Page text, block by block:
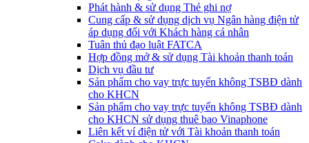
Phát hành & sử dụng Thẻ ghi nợ
Cung cấp & sử dụng dịch vụ Ngân hàng điện tử
áp dụng đối với Khách hàng cá nhân
Tuân thủ đạo luật FATCA
Hợp đồng mở & sử dụng Tài khoản thanh toán
Dịch vụ đầu tư
Sản phẩm cho vay trực tuyến không TSBĐ dành
cho KHCN
Sản phẩm cho vay trực tuyến không TSBĐ dành
cho KHCN sử dụng thuê bao Vinaphone
Liên kết ví điện tử với Tài khoản thanh toán